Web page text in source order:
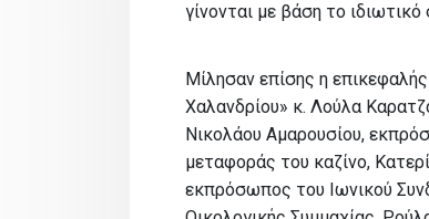
γίνονται με βάση το
Μίλησαν επίσης η
Χαλανδρίου» κ. Λούλα
Νικολάου Αμαρουσίου,
μεταφοράς του καζίνο,
εκπρόσωπος του Ιωνικού